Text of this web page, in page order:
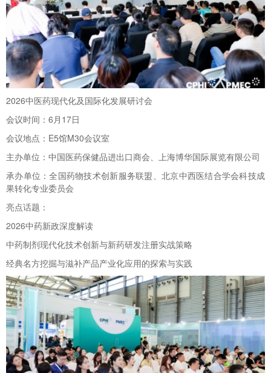
2026中医药现代化及国际化发展研讨会
会议时间：6月17日
会议地点：E5馆M30会议室
主办单位：中国医药保健品进出口商会、上海博华国际展览有限公司
承办单位：全国药物技术创新服务联盟、北京中西医结合学会科技成
果转化专业委员会
亮点话题：
2026中药新政深度解读
中药制剂现代化技术创新与新药研发注册实战策略
经典名方挖掘与滋补产品产业化应用的探索与实践